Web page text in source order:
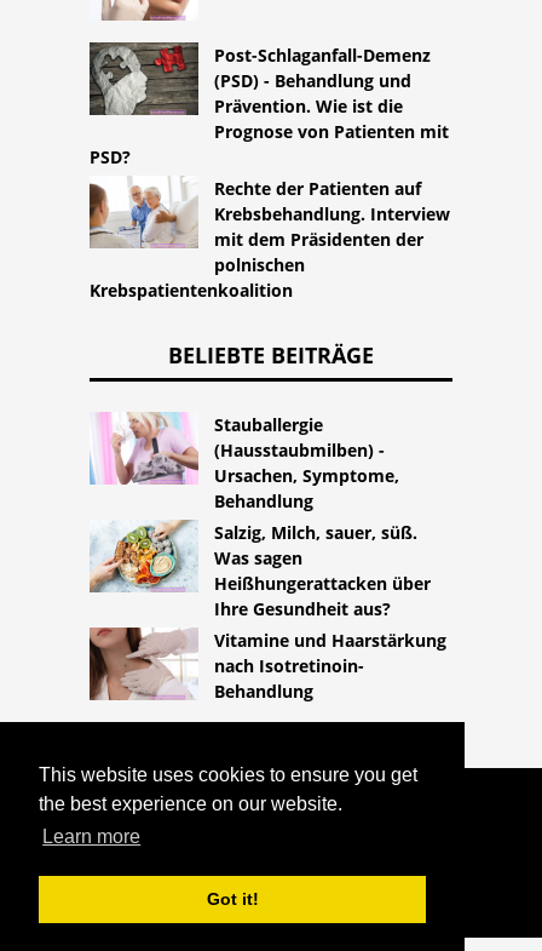
This website uses cookies to ensure you get
the best experience on our website.
Learn more
Got it!
Post-Schlaganfall-Demenz
(PSD) - Behandlung und
Prävention. Wie ist die
Prognose von Patienten mit
PSD?
Rechte der Patienten auf
Krebsbehandlung. Interview
mit dem Präsidenten der
polnischen
Krebspatientenkoalition
BELIEBTE BEITRÄGE
Stauballergie
(Hausstaubmilben) -
Ursachen, Symptome,
Behandlung
Salzig, Milch, sauer, süß.
Was sagen
Heißhungerattacken über
Ihre Gesundheit aus?
Vitamine und Haarstärkung
nach Isotretinoin-
Behandlung
COPYRIGHT 2026
HTTPS://LIFESTYLEMED.NET
POLYP MIT EINER SCHWANGERSCHAFT
VERWECHSELT WERDEN?